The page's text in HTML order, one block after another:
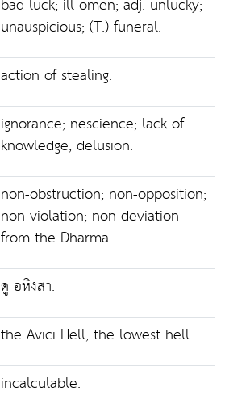
unauspicious; (T.) funeral.
action of stealing.
ignorance; nescience; lack of
knowledge; delusion.
non-obstruction; non-opposition;
non-violation; non-deviation
from the Dharma.
ดู อหิงสา.
the Avici Hell; the lowest hell.
incalculable.